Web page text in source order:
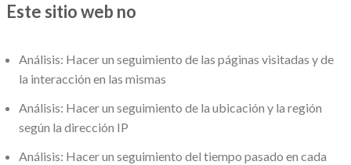
Este sitio web no
Análisis: Hacer un seguimiento de las páginas visitadas y de
la interacción en las mismas
Análisis: Hacer un seguimiento de la ubicación y la región
según la dirección IP
Análisis: Hacer un seguimiento del tiempo pasado en cada